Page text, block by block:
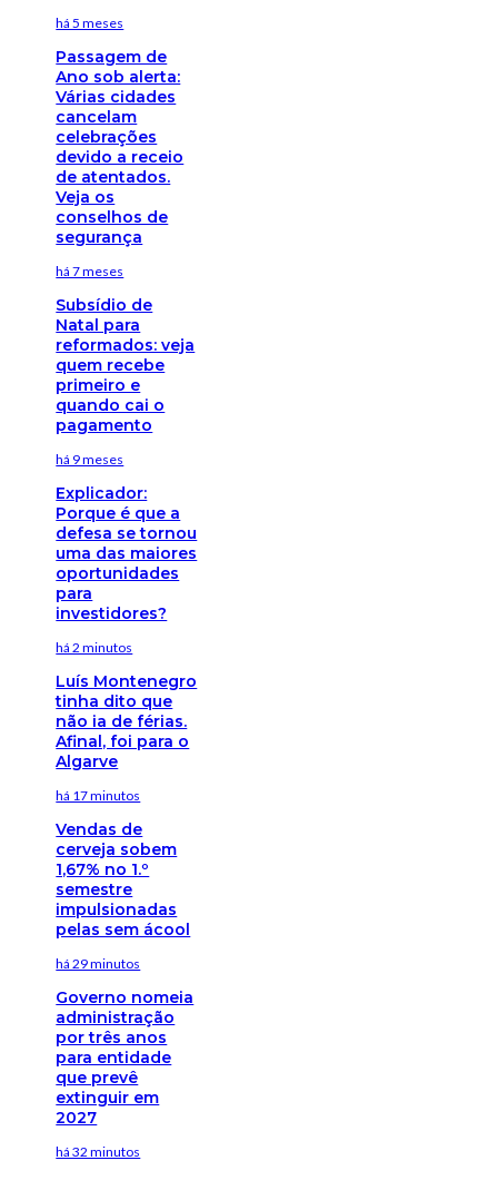
há 5 meses
Passagem de
Ano sob alerta:
Várias cidades
cancelam
celebrações
devido a receio
de atentados.
Veja os
conselhos de
segurança
há 7 meses
Subsídio de
Natal para
reformados: veja
quem recebe
primeiro e
quando cai o
pagamento
há 9 meses
Explicador:
Porque é que a
defesa se tornou
uma das maiores
oportunidades
para
investidores?
há 2 minutos
Luís Montenegro
tinha dito que
não ia de férias.
Afinal, foi para o
Algarve
há 17 minutos
Vendas de
cerveja sobem
1,67% no 1.º
semestre
impulsionadas
pelas sem ácool
há 29 minutos
Governo nomeia
administração
por três anos
para entidade
que prevê
extinguir em
2027
há 32 minutos